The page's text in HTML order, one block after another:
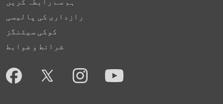
رازداری کی پالیسی
کوکی سیٹنگز
شرائط و ضوابط